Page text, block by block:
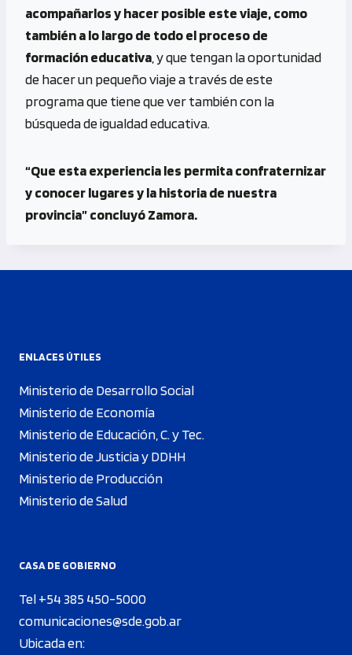
acompañarlos y hacer posible este viaje, como
también a lo largo de todo el proceso de
formación educativa , y que tengan la oportunidad
de hacer un pequeño viaje a través de este
programa que tiene que ver también con la
búsqueda de igualdad educativa.
“Que esta experiencia les permita confraternizar
y conocer lugares y la historia de nuestra
provincia” concluyó Zamora.
ENLACES ÚTILES
Ministerio de Desarrollo Social
Ministerio de Economía
Ministerio de Educación, C. y Tec.
Ministerio de Justicia y DDHH
Ministerio de Producción
Ministerio de Salud
CASA DE GOBIERNO
Tel +54 385 450-5000
comunicaciones@sde.gob.ar
Ubicada en: